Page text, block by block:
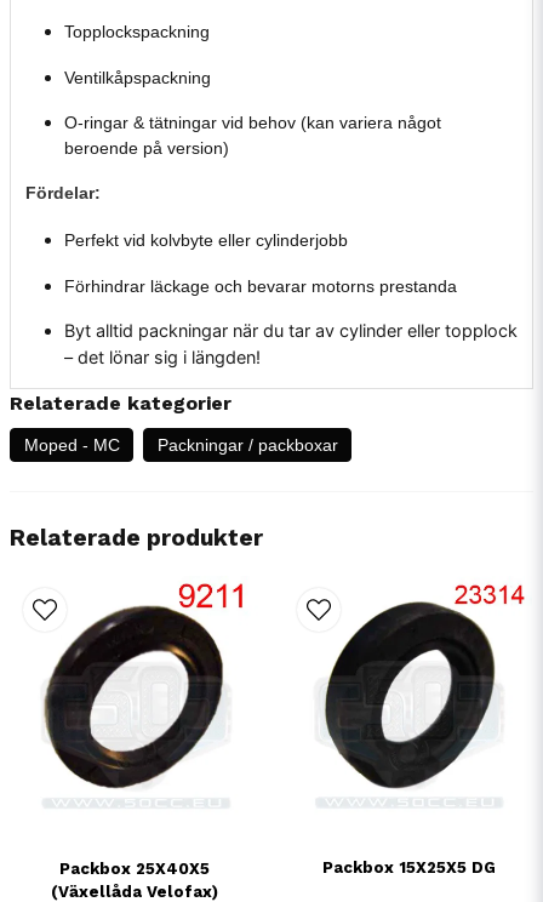
Topplockspackning
Ventilkåpspackning
O-ringar & tätningar vid behov (kan variera något
beroende på version)
Fördelar:
Perfekt vid kolvbyte eller cylinderjobb
Förhindrar läckage och bevarar motorns prestanda
Byt alltid packningar när du tar av cylinder eller topplock
– det lönar sig i längden!
Relaterade kategorier
Moped - MC Packningar / packboxar
Relaterade produkter
Packbox 25X40X5
(Växellåda Velofax)
Packbox 15X25X5 DG